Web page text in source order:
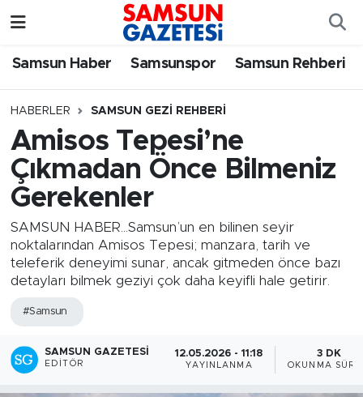
Samsun Haber Samsunspor Samsun Rehberi
HABERLER SAMSUN GEZI REHBERI
Amisos Tepesi’ne
Çıkmadan Önce Bilmeniz
Gerekenler
SAMSUN HABER...Samsun’un en bilinen seyir
noktalarından Amisos Tepesi; manzara, tarih ve
teleferik deneyimi sunar, ancak gitmeden önce bazı
detayları bilmek geziyi çok daha keyifli hale getirir.
#Samsun
SAMSUN GAZETESI
EDITÖR
12.05.2026 - 11:18
YAYINLANMA
3 DK
OKUNMA
Samsun Haber
Samsun Rehberi
Resmi İlanlar
Samsun Nöbetçi Eczaneler
Samsun Hava Durumu
SAMSUN Namaz Vakitleri
Samsun Trafik Yoğunluk Haritası
Süper Lig Puan Durumu ve Fikstür
Tüm Manşetler
Son Dakika Haberleri
Haber Arşivi